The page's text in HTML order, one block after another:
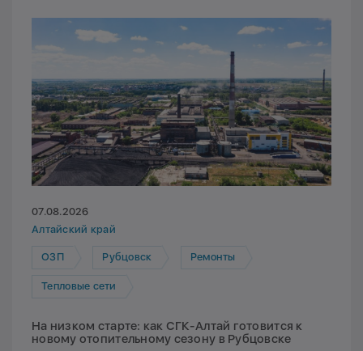
07.08.2026
Алтайский край
ОЗП Рубцовск Ремонты
Тепловые сети
На низком старте: как СГК-Алтай готовится к
новому отопительному сезону в Рубцовске